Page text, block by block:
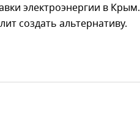
электроэнергии в Крым.
создать альтернативу.